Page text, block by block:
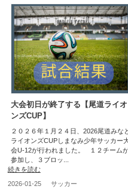
大会初日が終了する【尾道ライオ
ンズCUP】
２０２６年１月２４日、2026尾道みな
ライオンズCUPしまなみ少年サッカー
会U-12が行われました。 １２チーム
参加し、３ブロッ...
続きを読む
2026-01-25
サッカー